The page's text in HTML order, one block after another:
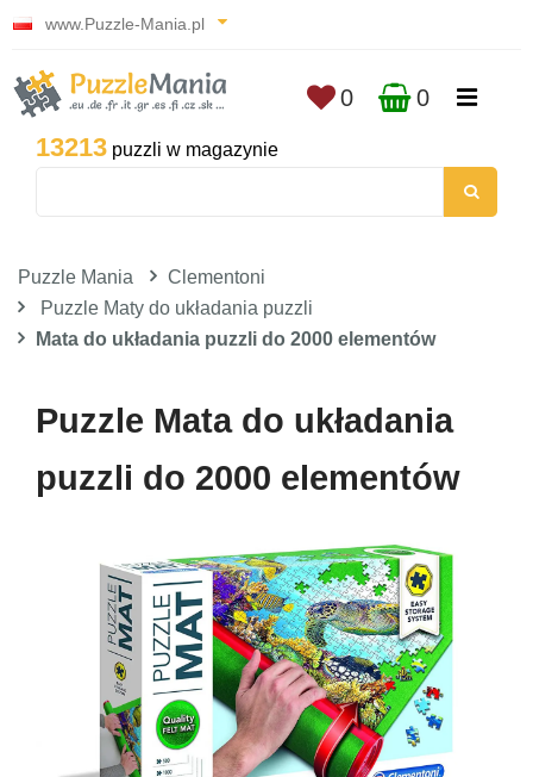
www.Puzzle-Mania.pl
13213 puzzli w magazynie
0 0
Puzzle Mania
Clementoni
Puzzle Maty do układania puzzli
Mata do układania puzzli do 2000 elementów
Puzzle Mata do układania
puzzli do 2000 elementów